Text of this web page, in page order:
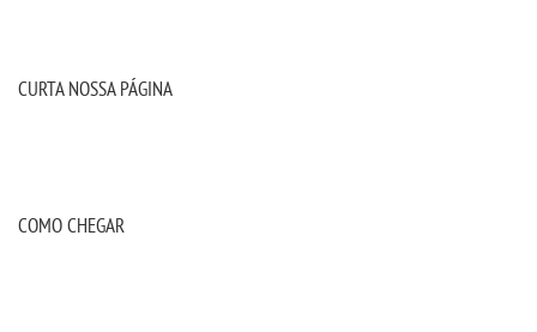
CURTA NOSSA PÁGINA
COMO CHEGAR